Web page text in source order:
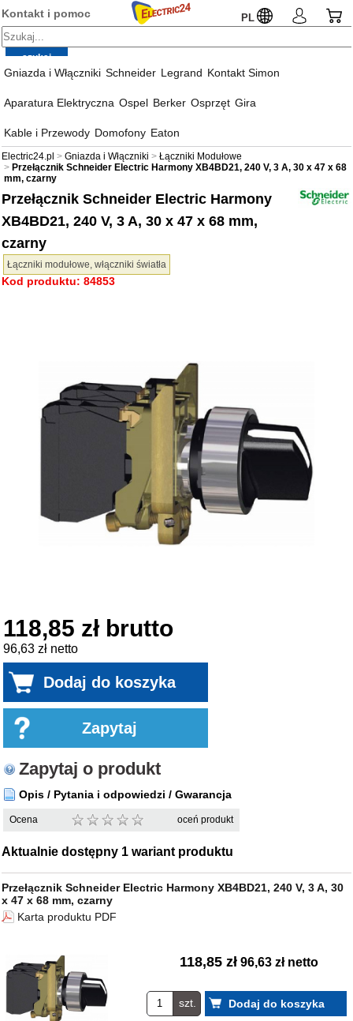
Kontakt i pomoc PL
Gniazda i Włączniki Schneider Legrand Kontakt Simon
Aparatura Elektryczna Ospel Berker Osprzęt Gira
Kable i Przewody Domofony Eaton
Electric24.pl Gniazda i Włączniki
Łączniki Modułowe
Przełącznik Schneider Electric Harmony XB4BD21, 240 V, 3 A, 30 x 47 x 68
mm, czarny
Przełącznik Schneider Electric Harmony
XB4BD21, 240 V, 3 A, 30 x 47 x 68 mm,
czarny
Łączniki modułowe, włączniki światła
Kod produktu: 84853
118,85 zł brutto
96,63 zł netto
Zapytaj o produkt
Opis / Pytania i odpowiedzi / Gwarancja
Ocena oceń produkt
Aktualnie dostępny 1 wariant produktu
Przełącznik Schneider Electric Harmony XB4BD21, 240 V, 3 A, 30
x 47 x 68 mm, czarny
Karta produktu PDF
118,85 zł 96,63 zł netto
szt.